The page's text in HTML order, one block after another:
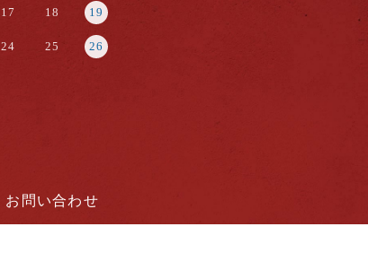
17 18 19
24 25 26
お問い合わせ